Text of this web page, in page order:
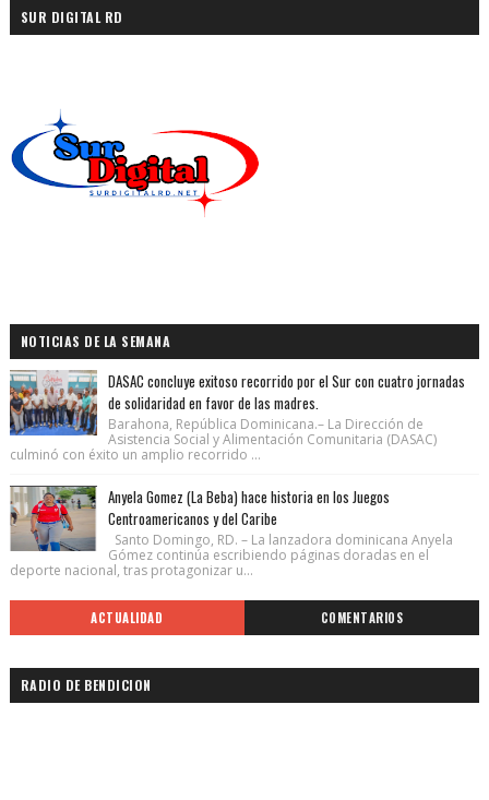
SUR DIGITAL RD
NOTICIAS DE LA SEMANA
DASAC concluye exitoso recorrido por el Sur con cuatro jornadas
de solidaridad en favor de las madres.
Barahona, República Dominicana.– La Dirección de
Asistencia Social y Alimentación Comunitaria (DASAC)
culminó con éxito un amplio recorrido ...
Anyela Gomez (La Beba) hace historia en los Juegos
Centroamericanos y del Caribe
Santo Domingo, RD. – La lanzadora dominicana Anyela
Gómez continúa escribiendo páginas doradas en el
deporte nacional, tras protagonizar u...
ACTUALIDAD COMENTARIOS
RADIO DE BENDICION